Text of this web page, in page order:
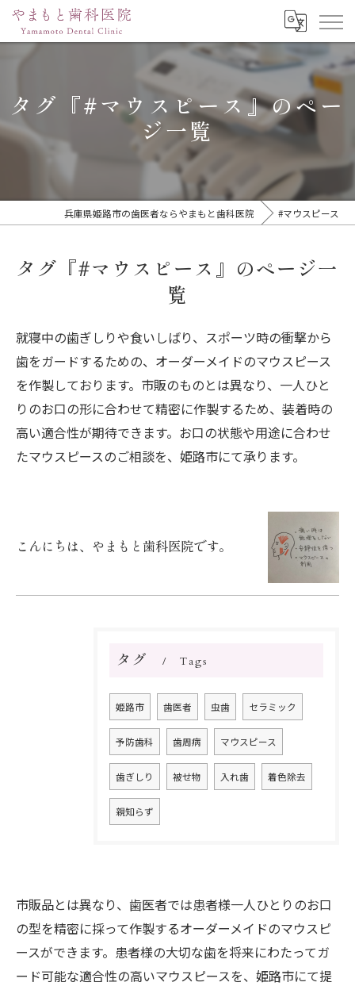
タグ『#マウスピース』のペー
ジ一覧
兵庫県姫路市の歯医者ならやまもと歯科医院 #マウスピース
タグ『#マウスピース』のページ一
覧
就寝中の歯ぎしりや食いしばり、スポーツ時の衝撃から
歯をガードするための、オーダーメイドのマウスピース
を作製しております。市販のものとは異なり、一人ひと
りのお口の形に合わせて精密に作製するため、装着時の
高い適合性が期待できます。お口の状態や用途に合わせ
たマウスピースのご相談を、姫路市にて承ります。
こんにちは、やまもと歯科医院です。
タグ Tags
姫路市 歯医者 虫歯 セラミック
予防歯科 歯周病 マウスピース
歯ぎしり 被せ物 入れ歯 着色除去
親知らず
市販品とは異なり、歯医者では患者様一人ひとりのお口
の型を精密に採って作製するオーダーメイドのマウスピ
ースができます。患者様の大切な歯を将来にわたってガ
ード可能な適合性の高いマウスピースを、姫路市にて提